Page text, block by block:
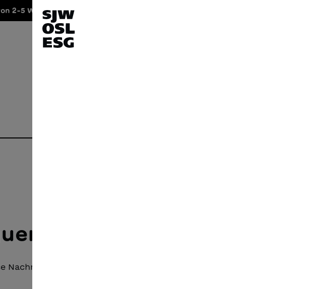
2-5 Werktagen
Nachricht mit Schrecken,